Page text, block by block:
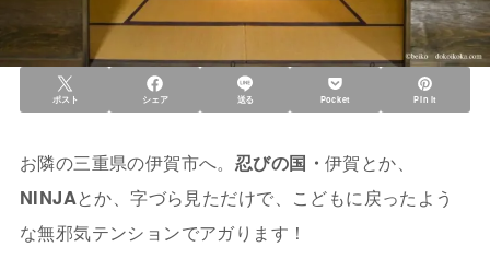
ポスト シェア 送る Pocket Pin it
お隣の三重県の伊賀市へ。 忍びの国・ 伊賀とか、
NINJAとか、字づら見ただけで、こどもに戻ったよう
な無邪気テンションでアガります！